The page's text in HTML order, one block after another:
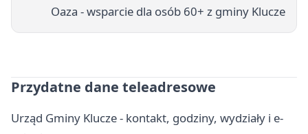
Oaza - wsparcie dla osób 60+ z gminy Klucze
Przydatne dane teleadresowe
Urząd Gminy Klucze - kontakt, godziny, wydziały i e-